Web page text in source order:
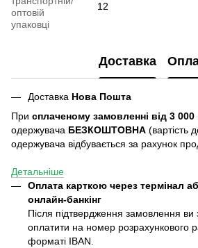
оптовій
упаковці
12
Доставка
Доставка Нова Пошта
При сплаченому замовленні від 3 000
одержувача БЕЗКОШТОВНА (вартість
одержувача відбувається за рахунок
Детальніше
Оплата карткою через термінал
онлайн-банкінг
Після підтвердження замовлення ви
оплатити на номер розрахункового
форматі IBAN.